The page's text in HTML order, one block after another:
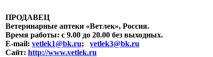
ПРОДАВЕЦ
Ветеринарные аптеки «Ветлек», Россия.
Время работы: с 9.00 до 20.00 без выходных.
E-mail: vetlek1@bk.ru; vetlek3@bk.ru
Сайт: http://www.vetlek.ru